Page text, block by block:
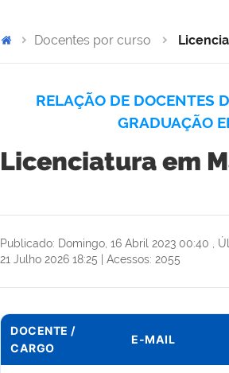
Docentes por curso
RELAÇÃO DE DOCENTES
GRADUAÇÃO
Licenciatura em
Publicado: Domingo, 16 Abril 2023 00:40
21 Julho 2026 18:25 | Acessos: 2055
DOCENTE /
CARGO
E-MAIL